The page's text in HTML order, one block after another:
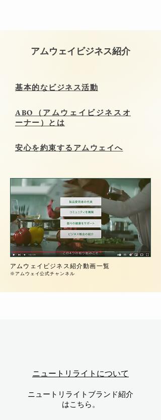
​アムウェイビジネス紹介
基本的なビジネス活動
ABO（アムウェイビジネスオ
ーナー）とは
安心を約束するアムウェイへ
アムウェイビジネス紹介動画一覧
​※アムウェイ公式チャンネル
ニュートリライトについて
ニュートリライトブランド紹介
はこちら。